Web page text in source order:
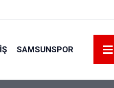
SAMSUNSPOR